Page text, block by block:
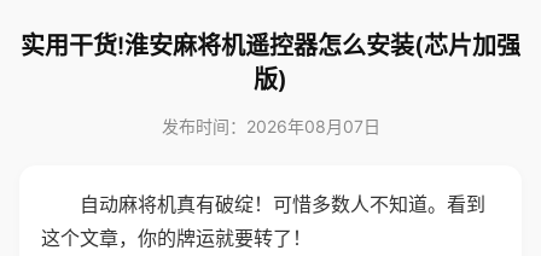
实用干货!淮安麻将机遥控器怎么安装(芯片加强
版)
发布时间：2026年08月07日
自动麻将机真有破绽！可惜多数人不知道。看到
这个文章，你的牌运就要转了！